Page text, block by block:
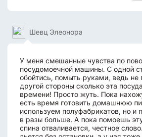
Шевц Элеонора
У меня смешанные чувства по
посудомоечной машины. С одной
обойтись, помыть руками, ведь не
другой стороны сколько эта
времени! Просто жуть. Пока
есть время готовить домашнюю
используем полуфабрикатов, но и
в разы больше. А пока помоешь
спина отваливается, честное